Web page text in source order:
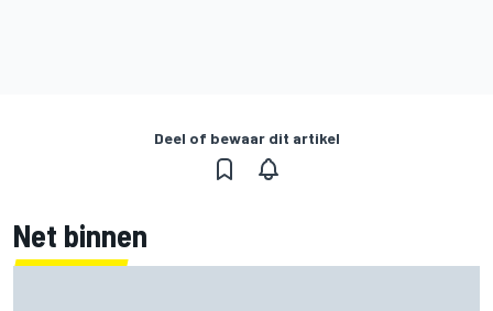
Deel of bewaar dit artikel
Net binnen